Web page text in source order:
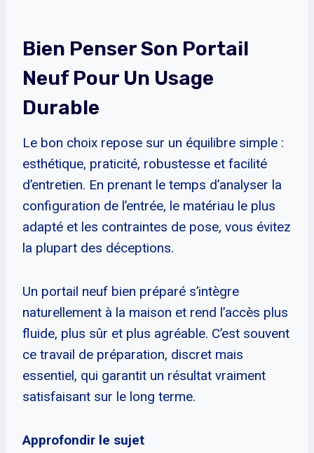
Bien Penser Son Portail
Neuf Pour Un Usage
Durable
Le bon choix repose sur un équilibre simple :
esthétique, praticité, robustesse et facilité
d’entretien. En prenant le temps d’analyser la
configuration de l’entrée, le matériau le plus
adapté et les contraintes de pose, vous évitez
la plupart des déceptions.
Un portail neuf bien préparé s’intègre
naturellement à la maison et rend l’accès plus
fluide, plus sûr et plus agréable. C’est souvent
ce travail de préparation, discret mais
essentiel, qui garantit un résultat vraiment
satisfaisant sur le long terme.
Approfondir le sujet